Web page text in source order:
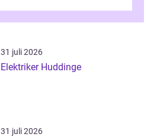
31 juli 2026
Elektriker Huddinge
31 juli 2026